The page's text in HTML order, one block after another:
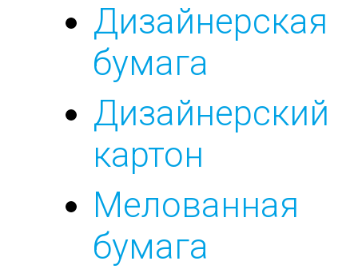
Дизайнерская
бумага
Дизайнерский
картон
Мелованная
бумага